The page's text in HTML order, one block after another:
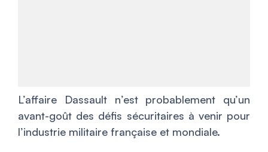
L’affaire Dassault n’est probablement qu’un
avant-goût des défis sécuritaires à venir pour
l’industrie militaire française et mondiale.